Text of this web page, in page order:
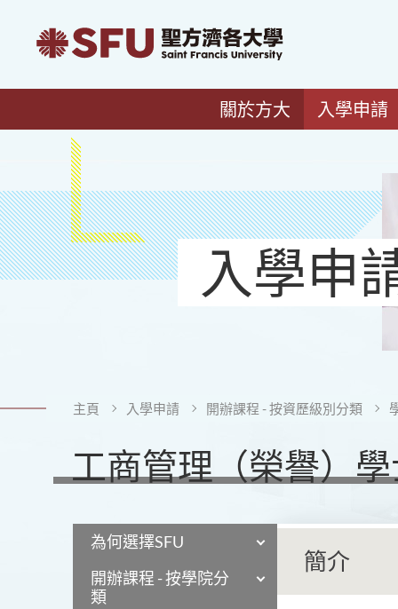
關於方大 入學申請
入學申
主頁 入學申請 開辦課程 - 按資歷級別分類
工商管理（榮譽）
為何選擇SFU
開辦課程 - 按學院分
類
簡介